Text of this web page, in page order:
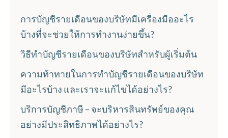
การบัญชีรายเดือนของบริษัทมีเครื่องมืออะไร
บ้างที่จะช่วยให้การทำงานง่ายขึ้น?
วิธีทำบัญชีรายเดือนของบริษัทสำหรับผู้เริ่มต้น
ความท้าทายในการทำบัญชีรายเดือนของบริษัท
มีอะไรบ้าง และเราจะแก้ไขได้อย่างไร?
บริการบัญชีภาษี – จะบริหารสินทรัพย์ของคุณ
อย่างมีประสิทธิภาพได้อย่างไร?